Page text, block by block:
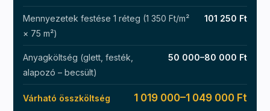
Mennyezetek festése 1 réteg (1 350 Ft/m²
× 75 m²)
101 250 Ft
Anyagköltség (glett, festék,
alapozó – becsült)
50 000–80 000 Ft
Várható összköltség 1 019 000–1 049 000 Ft